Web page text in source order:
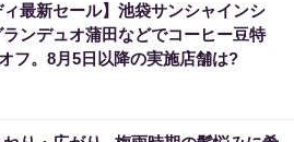
ィ最新セール】池袋サンシャインシ
ンデュオ蒲田などでコーヒー豆特
フ。8月5日以降の実施店舗は?